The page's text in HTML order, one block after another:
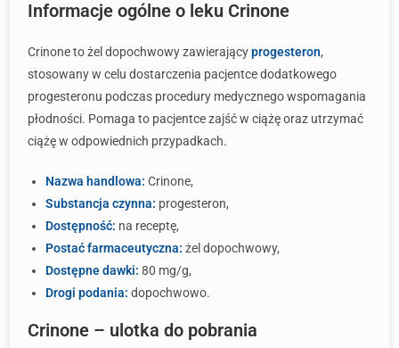
Informacje ogólne o leku Crinone
Crinone to żel dopochwowy zawierającyprogesteron,
stosowany w celu dostarczenia pacjentce dodatkowego
progesteronu podczas procedury medycznego wspomagania
płodności. Pomaga to pacjentce zajść w ciążę oraz utrzymać
ciążę w odpowiednich przypadkach.
Nazwa handlowa: Crinone,
Substancja czynna: progesteron,
Dostępność: na receptę,
Postać farmaceutyczna: żel dopochwowy,
Dostępne dawki: 80 mg/g,
Drogi podania: dopochwowo.
Crinone – ulotka do pobrania